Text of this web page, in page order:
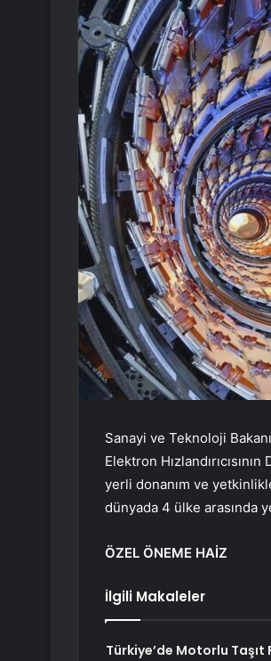
Sanayi ve Teknoloji
Elektron
yerli donanım ve
dünyada 4 ülke arasında
ÖZEL ÖNEME HAİZ
İlgili Makaleler
Türkiye’de Motorlu Taşıt